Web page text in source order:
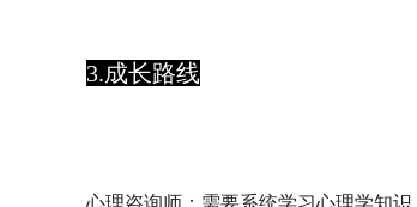
3.成长路线
心理咨询师： 需要系统学习心理学知识